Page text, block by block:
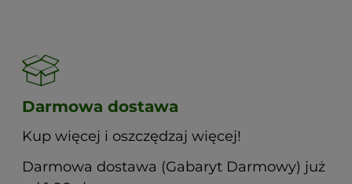
Darmowa dostawa
Kup więcej i oszczędzaj więcej!
Darmowa dostawa (Gabaryt Darmowy) już